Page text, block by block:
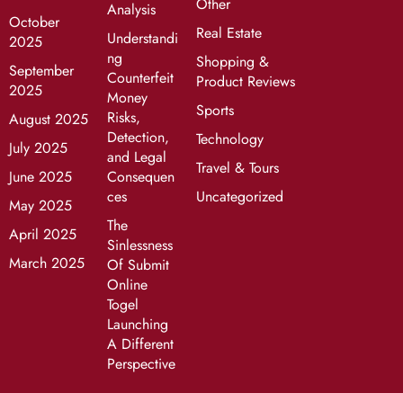
October
2025
September
2025
August 2025
July 2025
June 2025
May 2025
April 2025
March 2025
Analysis
Understandi
ng
Counterfeit
Money
Risks,
Detection,
and Legal
Consequen
ces
The
Sinlessness
Of Submit
Online
Togel
Launching
A Different
Perspective
Real Estate
Shopping &
Product Reviews
Sports
Technology
Travel & Tours
Uncategorized